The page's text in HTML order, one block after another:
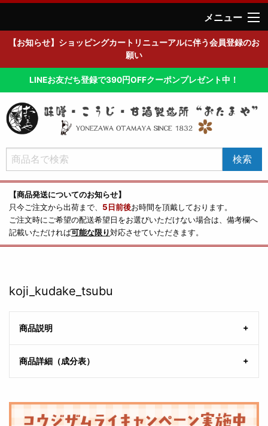
メニュー
【お知らせ】ショッピングカートリニューアルに伴う会員登録のお
願い
LINEお友だち登録で390円OFFクーポンプレゼント中！
【商品発送についてのお知らせ】
只今ご注文から出荷まで、 5日前後お時間を頂戴しております。
ご注文時にご希望の配送希望日をお選びいただけない場合は、備考欄へ
記載いただければ可能な限り対応させていただきます。
koji_kudake_tsubu
商品説明
商品詳細（成分表）